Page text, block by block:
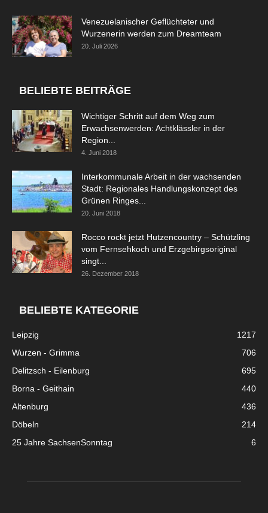
Venezuelanischer Geflüchteter und
Wurzenerin werden zum Dreamteam
20. Juli 2026
BELIEBTE BEITRÄGE
Wichtiger Schritt auf dem Weg zum
Erwachsenwerden: Achtklässler in der
Region...
4. Juni 2018
Interkommunale Arbeit in der wachsenden
Stadt: Regionales Handlungskonzept des
Grünen Ringes...
20. Juni 2018
Rocco rockt jetzt Hutzencountry – Schützling
vom Fernsehkoch und Erzgebirgsoriginal
singt...
26. Dezember 2018
BELIEBTE KATEGORIE
Leipzig
1217
Wurzen - Grimma
706
Delitzsch - Eilenburg
695
Borna - Geithain
440
Altenburg
436
Döbeln
214
25 Jahre SachsenSonntag
6